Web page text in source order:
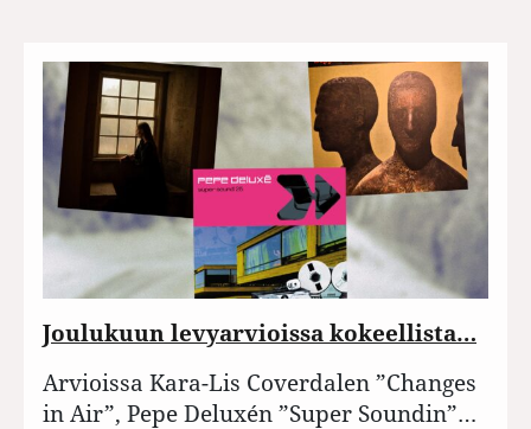
Joulukuun levyarvioissa kokeellista…
Arvioissa Kara-Lis Coverdalen ”Changes
in Air”, Pepe Deluxén ”Super Soundin”…